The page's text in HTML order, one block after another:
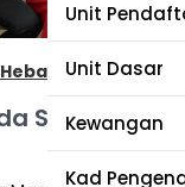
Unit
Unit Dasar
Kewangan
Kad
Hebahan No
Sihat,